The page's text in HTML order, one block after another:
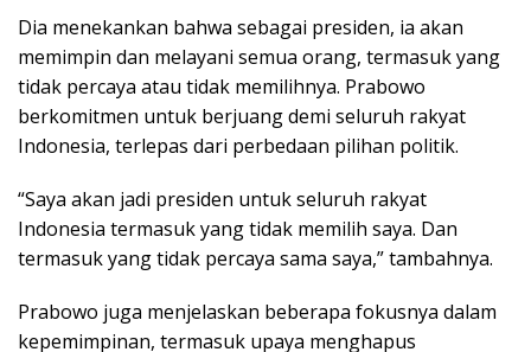
Dia menekankan bahwa sebagai presiden, ia akan
memimpin dan melayani semua orang, termasuk yang
tidak percaya atau tidak memilihnya. Prabowo
berkomitmen untuk berjuang demi seluruh rakyat
Indonesia, terlepas dari perbedaan pilihan politik.
“Saya akan jadi presiden untuk seluruh rakyat
Indonesia termasuk yang tidak memilih saya. Dan
termasuk yang tidak percaya sama saya,” tambahnya.
Prabowo juga menjelaskan beberapa fokusnya dalam
kepemimpinan, termasuk upaya menghapus